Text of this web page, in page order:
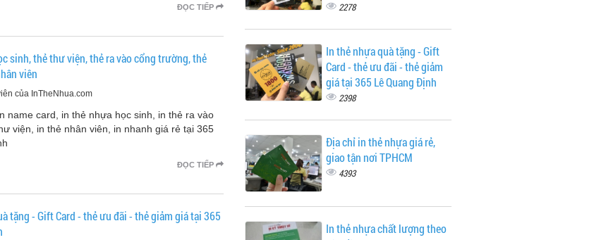
ĐỌC TIẾP
sinh, thẻ thư viện, thẻ ra vào cổng trường, thẻ
viên
của InTheNhua.com
name card, in thẻ nhựa học sinh, in thẻ ra vào
viện, in thẻ nhân viên, in nhanh giá rẻ tại 365
ĐỌC TIẾP
tặng - Gift Card - thẻ ưu đãi - thẻ giảm giá tại 365
2278
In thẻ nhựa quà tặng - Gift
Card - thẻ ưu đãi - thẻ giảm
giá tại 365 Lê Quang Định
2398
Địa chỉ in thẻ nhựa giá rẻ,
giao tận nơi TPHCM
4393
In thẻ nhựa chất lượng theo